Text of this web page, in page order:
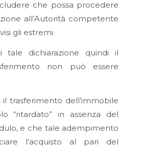
che possa procedere
all’Autorità competente
gli estremi.
tale dichiarazione quindi il
non può essere
trasferimento dell’immobile
“ritardato” in assenza del
e che tale adempimento
l’acquisto al pari del